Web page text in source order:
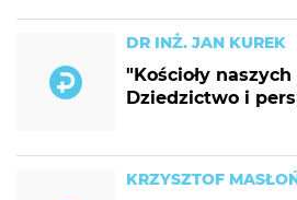
DR INŻ. JAN KUREK
"Kościoły naszych
Dziedzictwo i
KRZYSZTOF